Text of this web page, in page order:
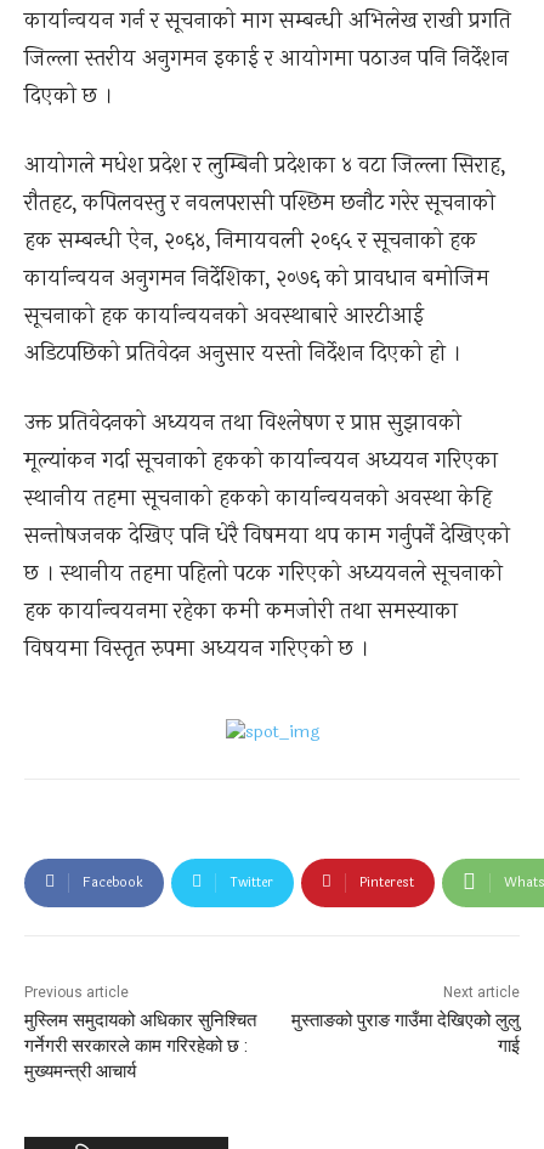
कार्यान्वयन गर्न र सूचनाको माग सम्बन्धी अभिलेख राखी प्रगति
जिल्ला स्तरीय अनुगमन इकाई र आयोगमा पठाउन पनि निर्देशन
दिएको छ ।
आयोगले मधेश प्रदेश र लुम्बिनी प्रदेशका ४ वटा जिल्ला सिराह,
रौतहट, कपिलवस्तु र नवलपरासी पश्छिम छनौट गरेर सूचनाको
हक सम्बन्धी ऐन, २०६४, निमायवली २०६५ र सूचनाको हक
कार्यान्वयन अनुगमन निर्देशिका, २०७६ को प्रावधान बमोजिम
सूचनाको हक कार्यान्वयनको अवस्थाबारे आरटीआई
अडिटपछिको प्रतिवेदन अनुसार यस्तो निर्देशन दिएको हो ।
उक्त प्रतिवेदनको अध्ययन तथा विश्लेषण र प्राप्त सुझावको
मूल्यांकन गर्दा सूचनाको हकको कार्यान्वयन अध्ययन गरिएका
स्थानीय तहमा सूचनाको हकको कार्यान्वयनको अवस्था केहि
सन्तोषजनक देखिए पनि धेरै विषमया थप काम गर्नुपर्ने देखिएको
छ । स्थानीय तहमा पहिलो पटक गरिएको अध्ययनले सूचनाको
हक कार्यान्वयनमा रहेका कमी कमजोरी तथा समस्याका
विषयमा विस्तृत रुपमा अध्ययन गरिएको छ ।
Facebook Twitter Pinterest
Previous article
मुस्लिम समुदायको अधिकार सुनिश्चित
गर्नेगरी सरकारले काम गरिरहेको छ :
मुख्यमन्त्री आचार्य
Next article
मुस्ताङको पुराङ गाउँमा देखिएको लुलु
गाई